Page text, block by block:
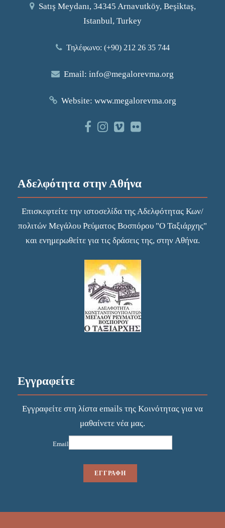
Satış Meydanı, 34345 Arnavutköy, Beşiktaş,
Istanbul, Turkey
Τηλέφωνο: (+90) 212 26 35 744
Email: info@megalorevma.org
Website: www.megalorevma.org
Αδελφότητα στην Αθήνα
Επισκεφτείτε την ιστοσελίδα της Αδελφότητας Κων/
πολιτών Μεγάλου Ρεύματος Βοσπόρου "Ο Ταξιάρχης"
και ενημερωθείτε για τις δράσεις της, στην Αθήνα.
Εγγραφείτε
Εγγραφείτε στη λίστα emails της Κοινότητας για να
μαθαίνετε νέα μας.
Email